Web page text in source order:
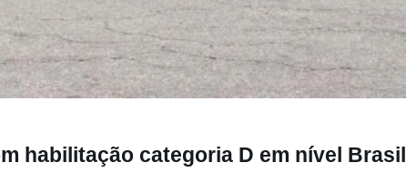
habilitação categoria D em nível Brasil